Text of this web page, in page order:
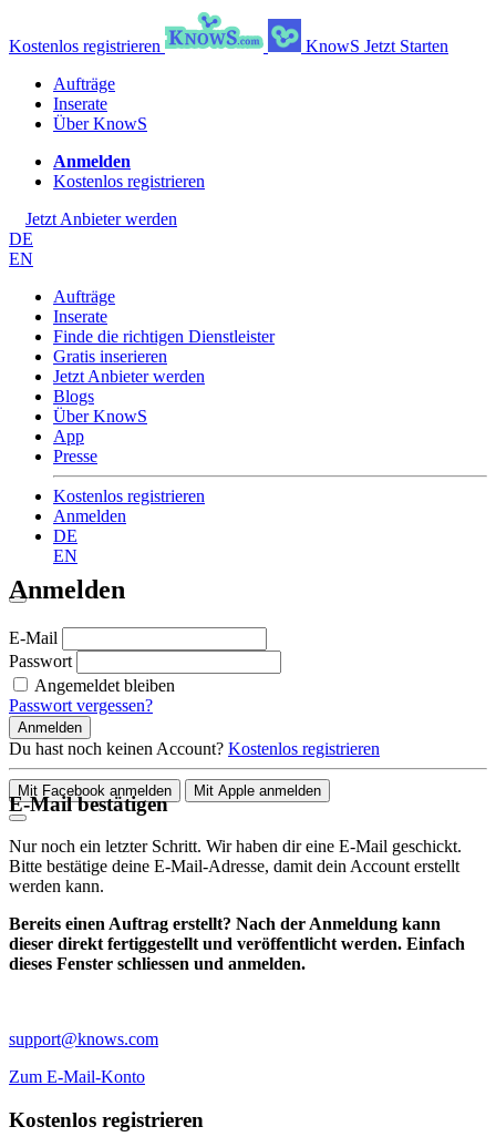
Kostenlos registrieren KnowS Jetzt Starten
Aufträge
Inserate
Über KnowS
Anmelden
Kostenlos registrieren
Jetzt Anbieter werden
DE
EN
Aufträge
Inserate
Finde die richtigen Dienstleister
Gratis inserieren
Jetzt Anbieter werden
Blogs
Über KnowS
App
Presse
Kostenlos registrieren
Anmelden
DE
EN
Anmelden
E-Mail
Passwort
Angemeldet bleiben
Passwort vergessen?
Anmelden
Du hast noch keinen Account? Kostenlos registrieren
Mit Facebook anmelden Mit Apple anmelden
E-Mail bestätigen
Nur noch ein letzter Schritt. Wir haben dir eine E-Mail geschickt.
Bitte bestätige deine E-Mail-Adresse, damit dein Account erstellt
werden kann.
Bereits einen Auftrag erstellt? Nach der Anmeldung kann
dieser direkt fertiggestellt und veröffentlicht werden. Einfach
dieses Fenster schliessen und anmelden.
support@knows.com
Zum E-Mail-Konto
Kostenlos registrieren